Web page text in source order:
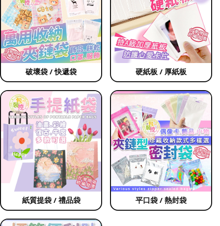
破壞袋 / 快遞袋 硬紙板 / 厚紙板
紙質提袋 / 禮品袋 平口袋 / 熱封袋